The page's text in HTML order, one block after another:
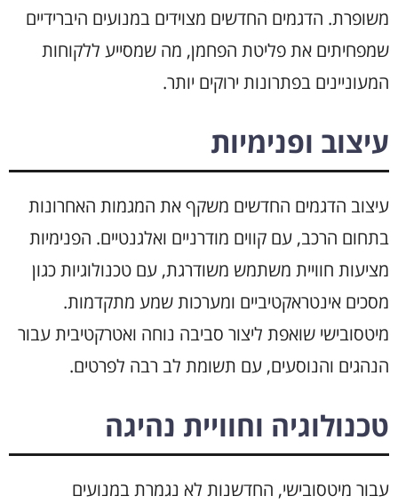
משופרת. הדגמים החדשים מצוידים במנועים היברידיים
שמפחיתים את פליטת הפחמן, מה שמסייע ללקוחות
המעוניינים בפתרונות ירוקים יותר.
עיצוב ופנימיות
עיצוב הדגמים החדשים משקף את המגמות האחרונות
בתחום הרכב, עם קווים מודרניים ואלגנטיים. הפנימיות
מציעות חוויית משתמש משודרגת, עם טכנולוגיות כגון
מסכים אינטראקטיביים ומערכות שמע מתקדמות.
מיטסובישי שואפת ליצור סביבה נוחה ואטרקטיבית עבור
הנהגים והנוסעים, עם תשומת לב רבה לפרטים.
טכנולוגיה וחוויית נהיגה
עבור מיטסובישי, החדשנות לא נגמרת במנועים